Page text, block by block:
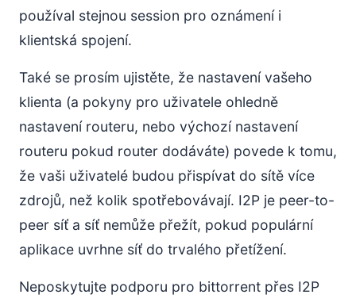
používal stejnou session pro oznámení i
klientská spojení.
Také se prosím ujistěte, že nastavení vašeho
klienta (a pokyny pro uživatele ohledně
nastavení routeru, nebo výchozí nastavení
routeru pokud router dodáváte) povede k tomu,
že vaši uživatelé budou přispívat do sítě více
zdrojů, než kolik spotřebovávají. I2P je peer-to-
peer síť a síť nemůže přežít, pokud populární
aplikace uvrhne síť do trvalého přetížení.
Neposkytujte podporu pro bittorrent přes I2P